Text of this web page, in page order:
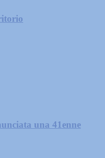
una 41enne